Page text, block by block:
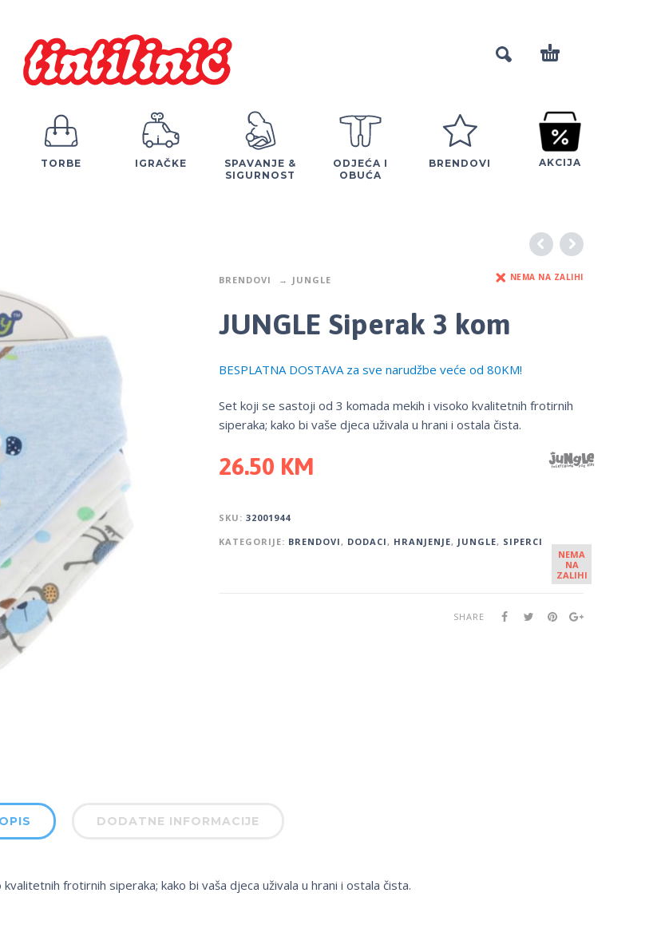
TORBE IGRAČKE
SPAVANJE &
SIGURNOST
ODJEĆA I
OBUĆA
BRENDOVI AKCIJA
BRENDOVI JUNGLE NEMA NA ZALIHI
JUNGLE Siperak 3 kom
BESPLATNA DOSTAVA za sve narudžbe veće od 80KM!
Set koji se sastoji od 3 komada mekih i visoko kvalitetnih frotirnih
siperaka; kako bi vaše djeca uživala u hrani i ostala čista.
26.50 KM
SKU: 32001944
KATEGORIJE: BRENDOVI, DODACI, HRANJENJE, JUNGLE, SIPERCI
SHARE
NEMA
NA
ZALIHI
OPIS DODATNE INFORMACIJE
frotirnih siperaka; kako bi vaša djeca uživala u hrani i ostala čista.